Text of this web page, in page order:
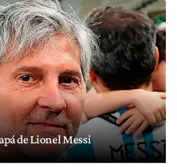
de Lionel Messi